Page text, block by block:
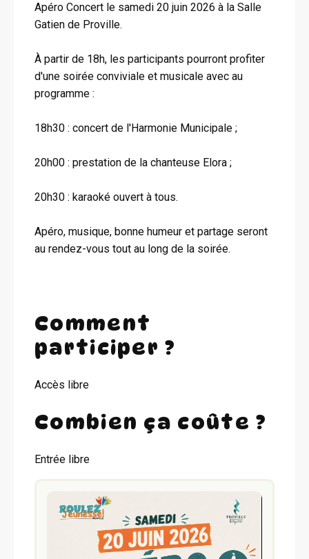
Apéro Concert le samedi 20 juin 2026 à la Salle
Gatien de Proville.
À partir de 18h, les participants pourront profiter
d'une soirée conviviale et musicale avec au
programme :
18h30 : concert de l'Harmonie Municipale ;
20h00 : prestation de la chanteuse Elora ;
20h30 : karaoké ouvert à tous.
Apéro, musique, bonne humeur et partage seront
au rendez-vous tout au long de la soirée.
Comment
participer ?
Accès libre
Combien ça coûte ?
Entrée libre